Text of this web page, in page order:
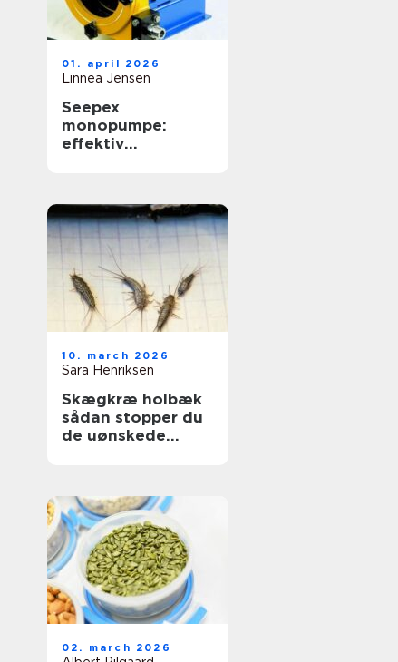
01. april 2026
Linnea Jensen
Seepex
monopumpe:
effektiv
10. march 2026
Sara Henriksen
Skægkræ holbæk
sådan stopper du
de uønskede
02. march 2026